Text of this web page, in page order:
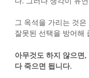
그 옥석을 가리는 것은
잘못된 선택을 방어해
아무것도 하지 않으면
다 죽으면 됩니다.